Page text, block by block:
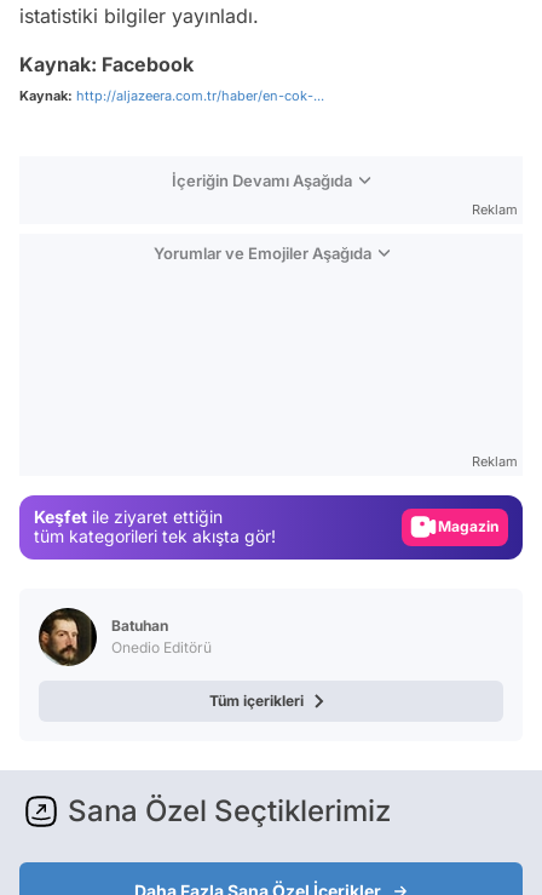
istatistiki bilgiler yayınladı.
Kaynak: Facebook
Kaynak: http://aljazeera.com.tr/haber/en-cok-...
İçeriğin Devamı Aşağıda
Reklam
Yorumlar ve Emojiler Aşağıda
Reklam
Keşfet ile ziyaret ettiğin
tüm kategorileri tek akışta gör!
Magazin
Batuhan
Onedio Editörü
Tüm içerikleri
Sana Özel Seçtiklerimiz
Daha Fazla Sana Özel İçerikler